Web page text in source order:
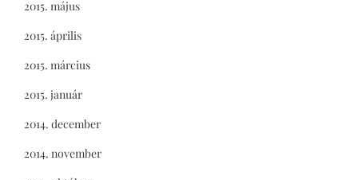
2015. május
2015. április
2015. március
2015. január
2014. december
2014. november